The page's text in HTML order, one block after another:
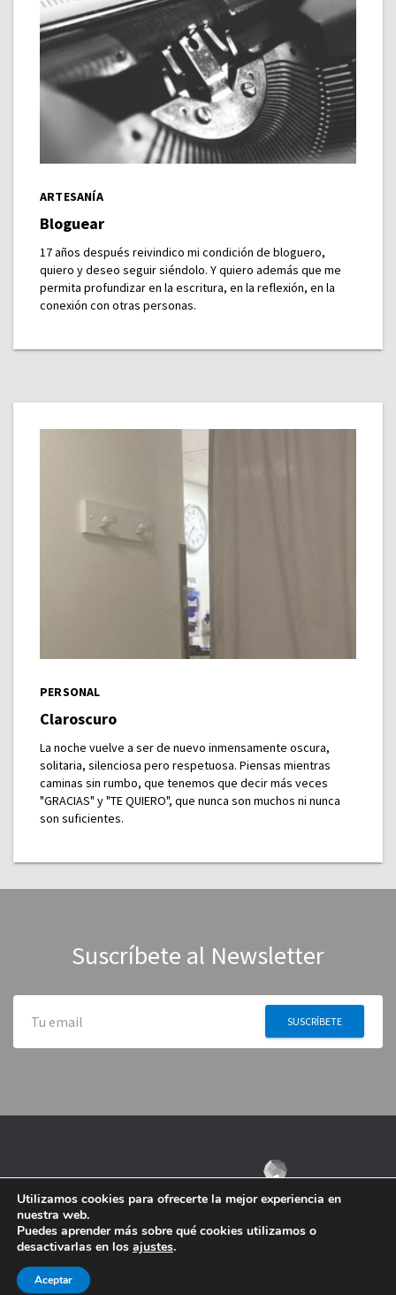
ARTESANÍA
Bloguear
17 años después reivindico mi condición de bloguero,
quiero y deseo seguir siéndolo. Y quiero además que me
permita profundizar en la escritura, en la reflexión, en la
conexión con otras personas.
PERSONAL
Claroscuro
La noche vuelve a ser de nuevo inmensamente oscura,
solitaria, silenciosa pero respetuosa. Piensas mientras
caminas sin rumbo, que tenemos que decir más veces
"GRACIAS" y "TE QUIERO", que nunca son muchos ni nunca
son suficientes.
Suscríbete al Newsletter
Utilizamos cookies para ofrecerte la mejor experiencia en
nuestra web.
Puedes aprender más sobre qué cookies utilizamos o
desactivarlas en los ajustes.
Aceptar